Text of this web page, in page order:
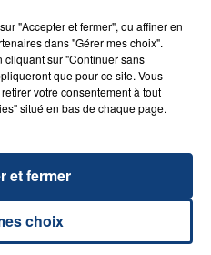
: UNE FEMME ET
ET LA...
par le feu après avoir
leur bébé de trois mois
"Accepter et fermer", ou affiner en
dans "Gérer mes choix".
cliquant sur "Continuer sans
que pour ce site. Vous
votre consentement à tout
situé en bas de chaque page.
choix
et fermer